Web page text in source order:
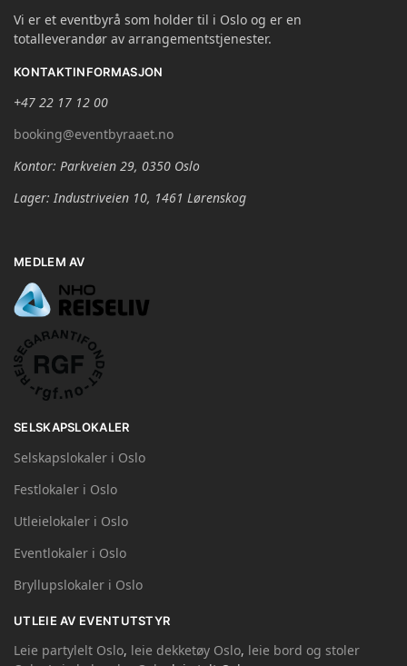
Vi er et eventbyrå som holder til i Oslo og er en
totalleverandør av arrangementstjenester.
KONTAKTINFORMASJON
+47 22 17 12 00
booking@eventbyraaet.no
Kontor: Parkveien 29, 0350 Oslo
Lager: Industriveien 10, 1461 Lørenskog
MEDLEM AV
SELSKAPSLOKALER
Selskapslokaler i Oslo
Festlokaler i Oslo
Utleielokaler i Oslo
Eventlokaler i Oslo
Bryllupslokaler i Oslo
UTLEIE AV EVENTUTSTYR
Leie partylelt Oslo, leie dekketøy Oslo, leie bord og stoler